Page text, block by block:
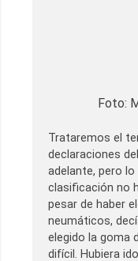
Foto:
Trataremos el
declaraciones
adelante, pero
clasificación no
pesar de haber
neumáticos,
elegido la goma
difícil. Hubiera